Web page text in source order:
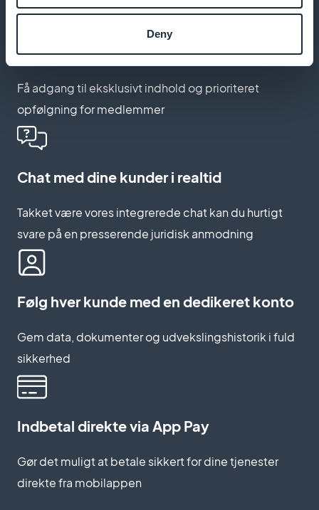
Deny
Tilbyd premium-adgang til abonnenter
Få adgang til eksklusivt indhold og prioriteret
opfølgning for medlemmer
Chat med dine kunder i realtid
Takket være vores integrerede chat kan du hurtigt
svare på en presserende juridisk anmodning
Følg hver kunde med en dedikeret konto
Gem data, dokumenter og udvekslingshistorik i fuld
sikkerhed
Indbetal direkte via App Pay
Gør det muligt at betale sikkert for dine tjenester
direkte fra mobilappen